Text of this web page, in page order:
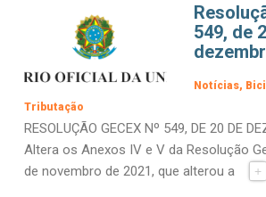
549, de
Notícias
Tributação
RESOLUÇÃO GECEX Nº 549, DE 20 DE
Altera os Anexos IV e V da Resolução
de novembro de 2021, que alterou a
+